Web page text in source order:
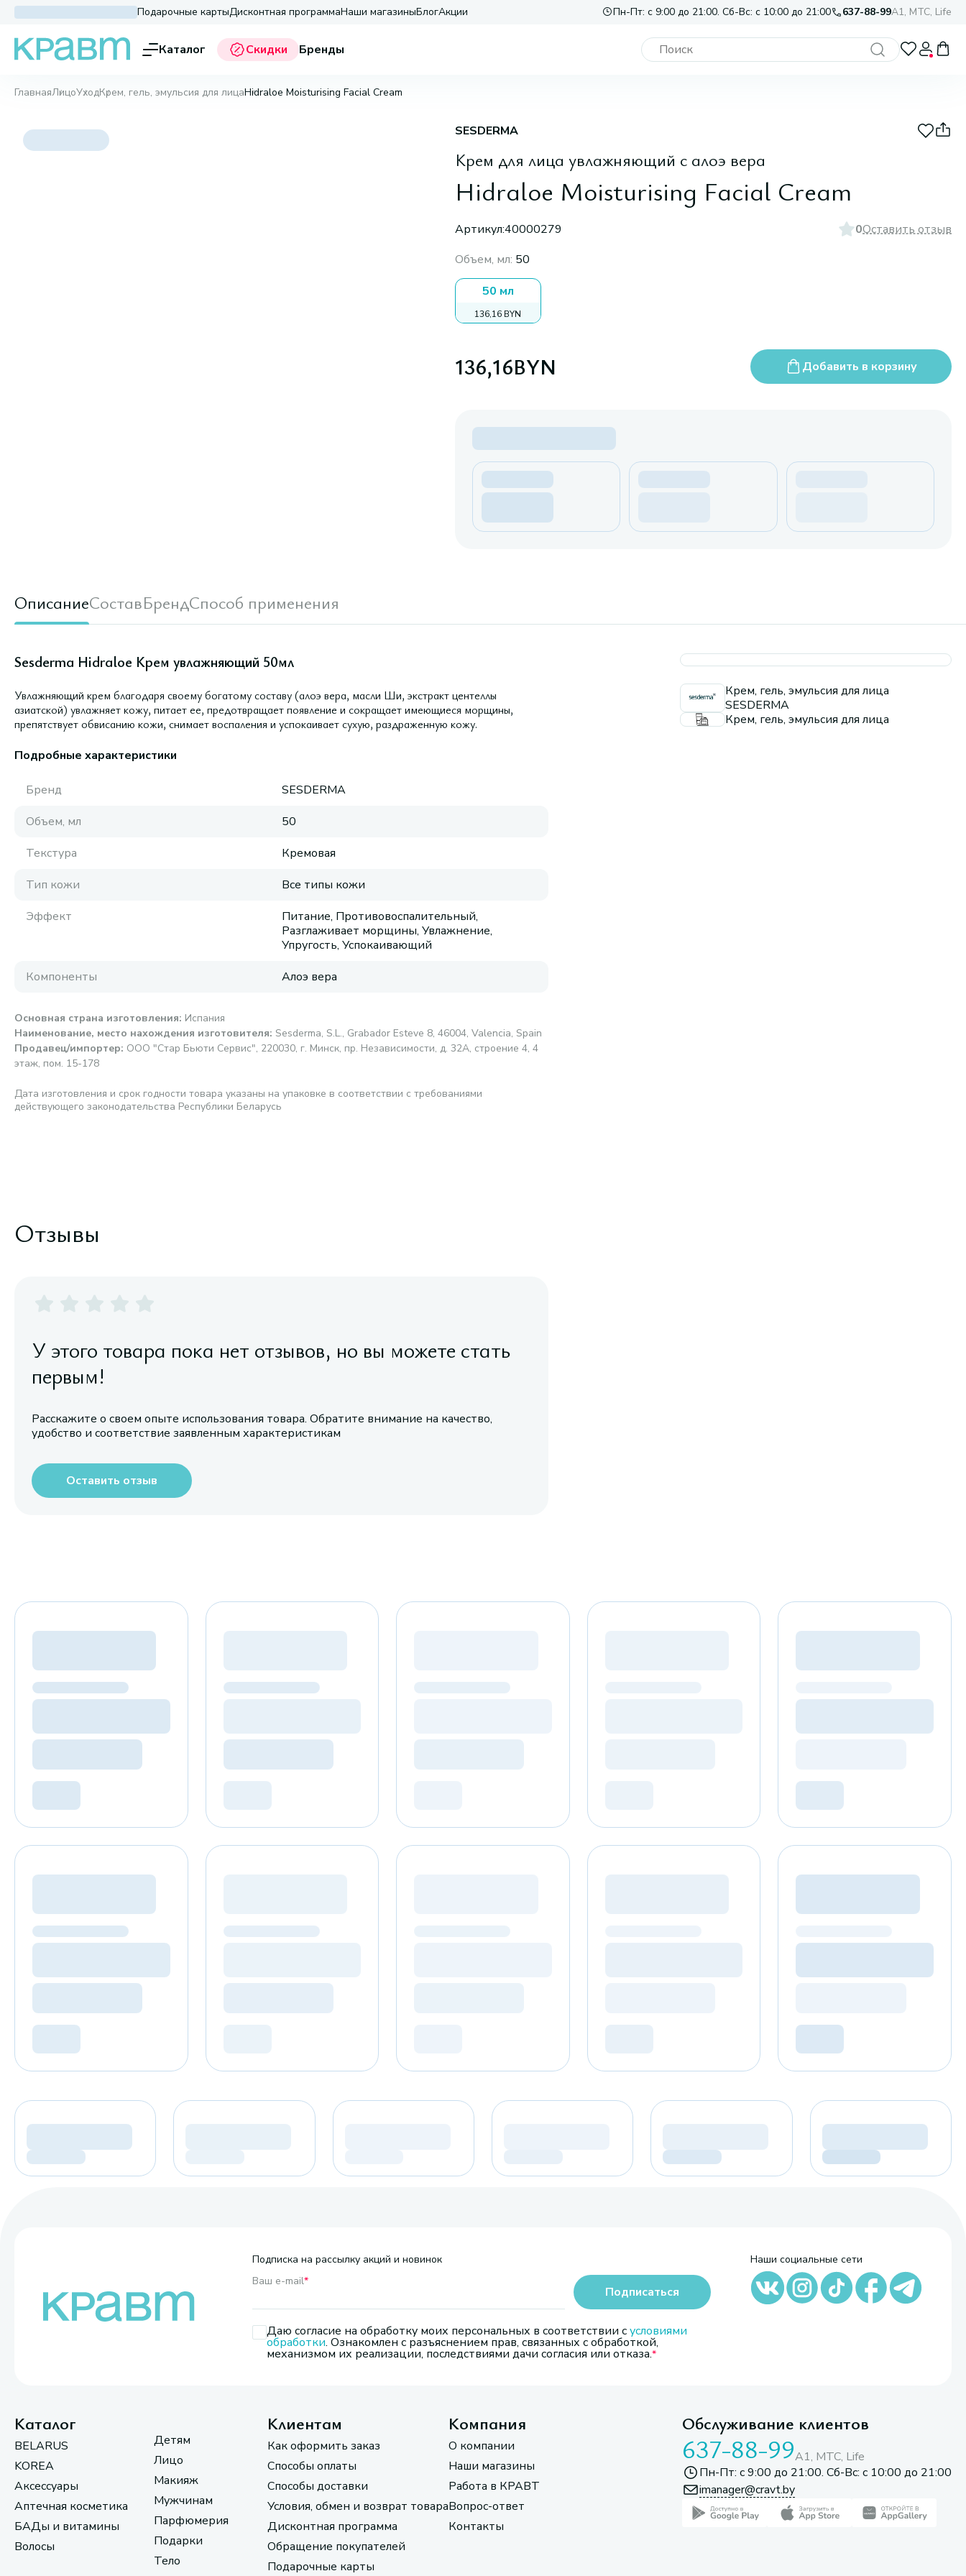
Подарочные картыДисконтная программаНаши магазиныБлогАкции Пн-Пт: с 9:00 до 21:00. Сб-Вс: с 10:00 до 21:00 637-88-99A1, МТС, Life
Каталог Скидки Бренды
ГлавнаяЛицоУходКрем, гель, эмульсия для лицаHidraloe Moisturising Facial Cream
SESDERMA
Крем для лица увлажняющий с алоэ вера
Hidraloe Moisturising Facial Cream
Артикул:40000279 0Оставить отзыв
Объем, мл: 50
50 мл
136,16 BYN
136,16BYN Добавить в корзину
ОписаниеСоставБрендСпособ применения
Sesderma Hidraloe Крем увлажняющий 50мл
Увлажняющий крем благодаря своему богатому составу (алоэ вера, масли Ши, экстракт центеллы
азиатской) увлажняет кожу, питает ее, предотвращает появление и сокращает имеющиеся морщины,
препятствует обвисанию кожи, снимает воспаления и успокаивает сухую, раздраженную кожу.
Подробные характеристики
Бренд
SESDERMA
Объем, мл
50
Текстура
Кремовая
Тип кожи
Все типы кожи
Эффект
Питание, Противовоспалительный,
Разглаживает морщины, Увлажнение,
Упругость, Успокаивающий
Компоненты
Алоэ вера
Основная страна изготовления: Испания
Наименование, место нахождения изготовителя: Sesderma, S.L., Grabador Esteve 8, 46004, Valencia, Spain
Продавец/импортер: ООО "Стар Бьюти Сервис", 220030, г. Минск, пр. Независимости, д. 32А, строение 4, 4
этаж, пом. 15-178
Дата изготовления и срок годности товара указаны на упаковке в соответствии с требованиями
действующего законодательства Республики Беларусь
Крем, гель, эмульсия для лица
SESDERMA
Крем, гель, эмульсия для лица
Отзывы
У этого товара пока нет отзывов, но вы можете стать
первым!
Расскажите о своем опыте использования товара. Обратите внимание на качество,
удобство и соответствие заявленным характеристикам
Оставить отзыв
Подписка на рассылку акций и новинок
Ваш e-mail*
Даю согласие на обработку моих персональных в соответствии сусловиями
обработки. Ознакомлен с разъяснением прав, связанных с обработкой,
механизмом их реализации, последствиями дачи согласия или отказа.
Подписаться
Наши социальные сети
Каталог
BELARUS
KOREA
Аксессуары
Аптечная косметика
БАДы и витамины
Волосы
Детям
Лицо
Макияж
Мужчинам
Парфюмерия
Подарки
Тело
Клиентам
Как оформить заказ
Способы оплаты
Способы доставки
Условия, обмен и возврат товара
Дисконтная программа
Обращение покупателей
Подарочные карты
Компания
О компании
Наши магазины
Работа в КРАВТ
Вопрос-ответ
Контакты
Обслуживание клиентов
637-88-99A1, МТС, Life
Пн-Пт: с 9:00 до 21:00. Сб-Вс: с 10:00 до 21:00
imanager@cravt.by